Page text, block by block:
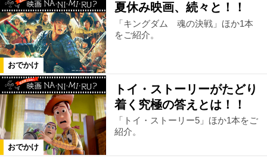
おでかけ
夏休み映画、続々と！！
「キングダム 魂の決戦」ほか1本
をご紹介。
おでかけ
トイ・ストーリーがたどり
着く究極の答えとは！！
「トイ・ストーリー5」ほか1本をご
紹介。